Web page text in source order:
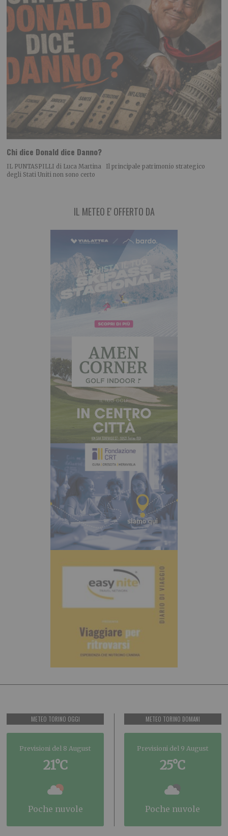
Chi dice Donald dice Danno?
IL PUNTASPILLI di Luca Martina Il principale patrimonio strategico
degli Stati Uniti non sono certo
IL METEO E' OFFERTO DA
METEO TORINO OGGI
Previsioni del 8 August
21°C
poche nuvole
METEO TORINO DOMANI
Previsioni del 9 August
25°C
poche nuvole